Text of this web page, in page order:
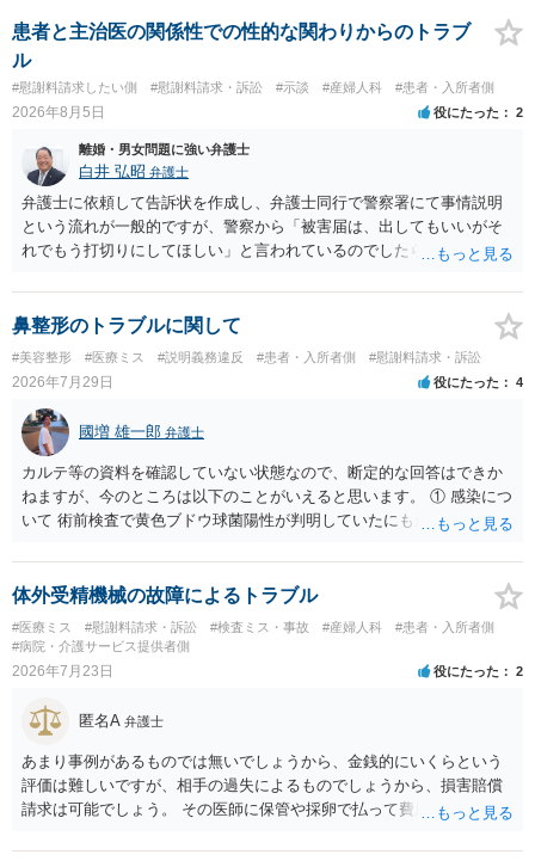
患者と主治医の関係性での性的な関わりからのトラブ
ル
#慰謝料請求したい側 #慰謝料請求・訴訟 #示談 #産婦人科 #患者・入所者側
2026年8月5日 役にたった 2
離婚・男女問題に強い弁護士
白井 弘昭 弁護士
弁護士に依頼して告訴状を作成し、弁護士同行で警察署にて事情説明
という流れが一般的ですが、警察から「被害届は、出してもいいがそ
れでもう打切りにしてほしい」と言われているのでしたら、あまり結
検察庁に訴えるのもありかもしれないですが、実際に捜査をするの
は、結局所轄だと思われますので、やはり結論は変わらないかもしれ
ないです。 一度、最寄りの「刑事に強い」とうたっている弁護士に相
談してみてはいかがでしょうか。 以上、ご参考まで。
鼻整形のトラブルに関して
#美容整形 #医療ミス #説明義務違反 #患者・入所者側 #慰謝料請求・訴訟
2026年7月29日 役にたった 4
國増 雄一郎 弁護士
カルテ等の資料を確認していない状態なので、断定的な回答はできか
ねますが、今のところは以下のことがいえると思います。 ① 感染につ
いて 術前検査で黄色ブドウ球菌陽性が判明していたにもかかわらず、
的な医療水準に照らして相当でないと判断された場合には、相手方の
過失が認められる可能性があります。 当時の標準的な医療水準につい
仮に左右でリスクが著しくことなるという事実が立証できるのであれ
ば、それに関する説明や選択の機会が与えられなかったことは、説明
挙上について 施術内容に「鼻孔緑挙上」が含まれる合意がある事実
と、それを相手方が勝手に取りやめた事実を立証できれば、債務不履
行責任を追及できる可能性があります。 また術中の変更可能性に関す
る事前の説明がなされていないのであれば、説明義務違反にあたり、
これについても損害賠償請求できる可能性があります。 詳しくは、術
鼻孔緑挙上が実施内容として記載されている事実は、施術内容に鼻孔
体外受精機械の故障によるトラブル
#医療ミス #慰謝料請求・訴訟 #検査ミス・事故 #産婦人科
#患者・入所者側
#病院・介護サービス提供者側
2026年7月23日 役にたった 2
匿名A 弁護士
あまり事例があるものでは無いでしょうから、金銭的にいくらという
評価は難しいですが、相手の過失によるものでしょうから、損害賠償
請求は可能でしょう。 その医師に保管や採卵で払って費用の返金＋α
思います。